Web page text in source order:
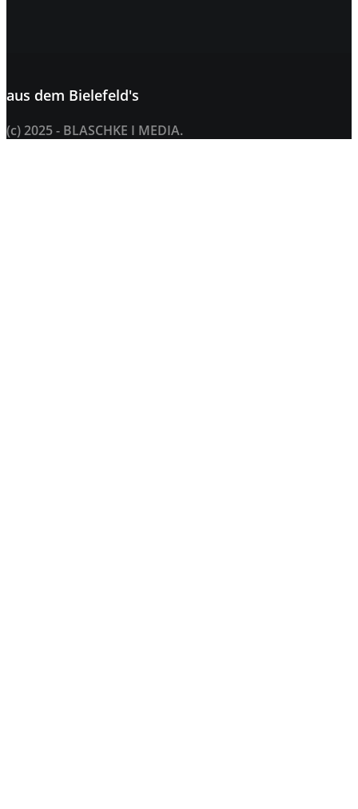
aus dem Bielefeld's
(c) 2025 - BLASCHKE I MEDIA.